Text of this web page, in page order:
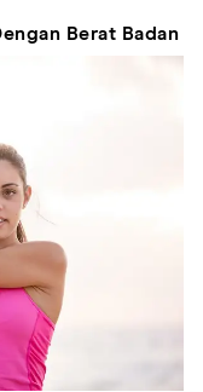
Berat Badan